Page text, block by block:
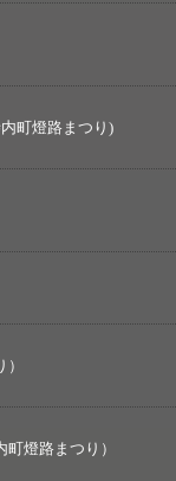
町燈路まつり)
燈路まつり）